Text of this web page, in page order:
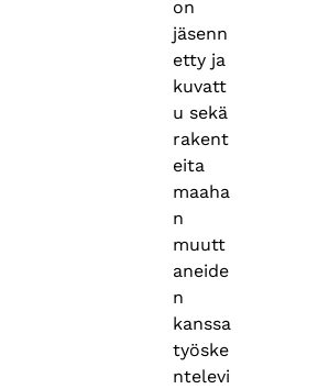
on
jäsenn
etty ja
kuvatt
u sekä
rakent
eita
maaha
n
muutt
aneide
n
kanssa
työske
ntelevi